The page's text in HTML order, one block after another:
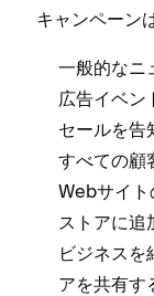
キ⁠ャンペ⁠ーン
一般的なニ⁠
広告イベン
セ⁠ールを告
すべての顧
Webサイト
ストアに追
ビジネスを
アを共有す